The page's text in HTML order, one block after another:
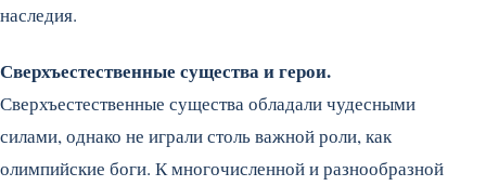
наследия.
Сверхъестественные существа и герои.
Сверхъестественные существа обладали чудесными
силами, однако не играли столь важной роли, как
олимпийские боги. К многочисленной и разнообразной